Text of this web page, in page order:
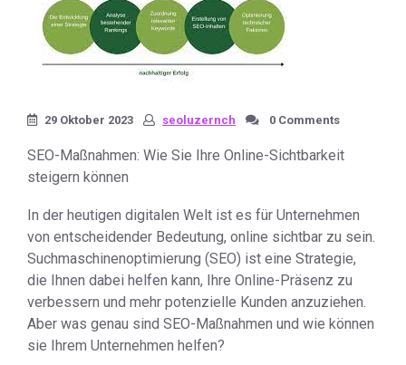
29 Oktober 2023 seoluzernch 0 Comments
SEO-Maßnahmen: Wie Sie Ihre Online-Sichtbarkeit
steigern können
In der heutigen digitalen Welt ist es für Unternehmen
von entscheidender Bedeutung, online sichtbar zu sein.
Suchmaschinenoptimierung (SEO) ist eine Strategie,
die Ihnen dabei helfen kann, Ihre Online-Präsenz zu
verbessern und mehr potenzielle Kunden anzuziehen.
Aber was genau sind SEO-Maßnahmen und wie können
sie Ihrem Unternehmen helfen?